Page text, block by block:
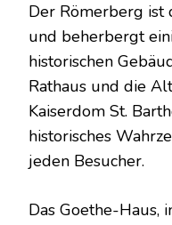
Der Römerberg ist
und beherbergt
historischen
Rathaus und die
Kaiserdom St.
historisches
jeden Besucher.
Das Goethe-Haus,